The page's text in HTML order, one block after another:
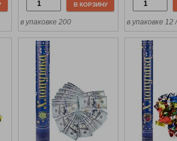
В КОРЗИНУ
в упаковке 200 в упаковке 12